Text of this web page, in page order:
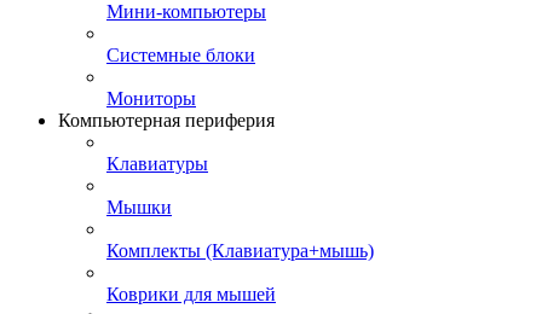
Мини-компьютеры
Системные блоки
Мониторы
Компьютерная периферия
Клавиатуры
Мышки
Комплекты (Клавиатура+мышь)
Коврики для мышей